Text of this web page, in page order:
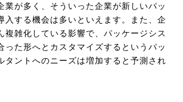
業が多く、そういった企業が新しいパッ
入する機会は多いといえます。また、企
複雑化している影響で、パッケージシス
った形へとカスタマイズするというパッ
タントへのニーズは増加すると予測され